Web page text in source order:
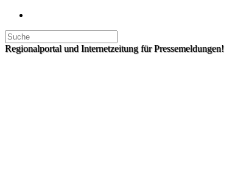
Regionalportal und Internetzeitung für Pressemeldungen!